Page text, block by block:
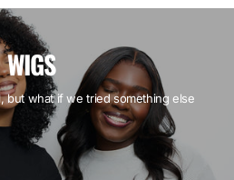
WIGS
but what if we tried something else